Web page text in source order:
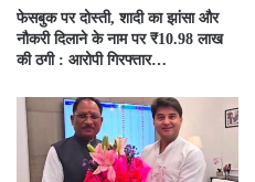
फेसबुक पर दोस्ती, शादी का झांसा और
नौकरी दिलाने के नाम पर ₹10.98 लाख
की ठगी : आरोपी गिरफ्तार…